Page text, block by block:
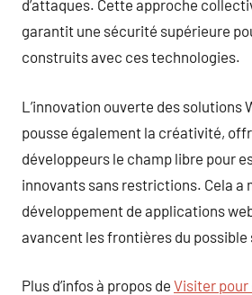
d’attaques. Cette approche
garantit une sécurité supérieure
construits avec ces technologies.
L’innovation ouverte des solutions
pousse également la créativité,
développeurs le champ libre pour
innovants sans restrictions. Cela a
développement de applications
avancent les frontières du possible
Plus d’infos à propos de Visiter pour